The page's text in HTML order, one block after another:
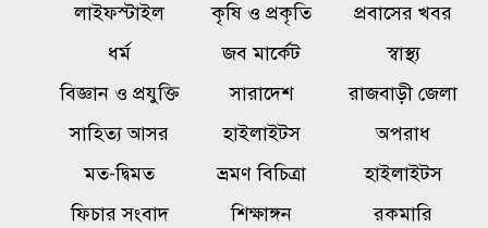
একটি চক্র জ্বালানি খাতকে
অস্থিতিশীল করার জন্য সক্রিয়:
বালিয়াকান্দীতে শিক্ষা প্রতিষ্ঠানে
ক্রীড়া সামগ্রী, বাদ্যযন্ত্র ও হাইজিন
লাইফস্টাইল কৃষি ও প্রকৃতি
প্রবাসের খবর
ধর্ম
জব মার্কেট
স্বাস্থ্য
বিজ্ঞান ও প্রযুক্তি
সারাদেশ
রাজবাড়ী জেলা
সাহিত্য আসর
হাইলাইটস
অপরাধ
মত-দ্বিমত
ভ্রমণ বিচিত্রা
হাইলাইটস
ফিচার সংবাদ
শিক্ষাঙ্গন রকমারি